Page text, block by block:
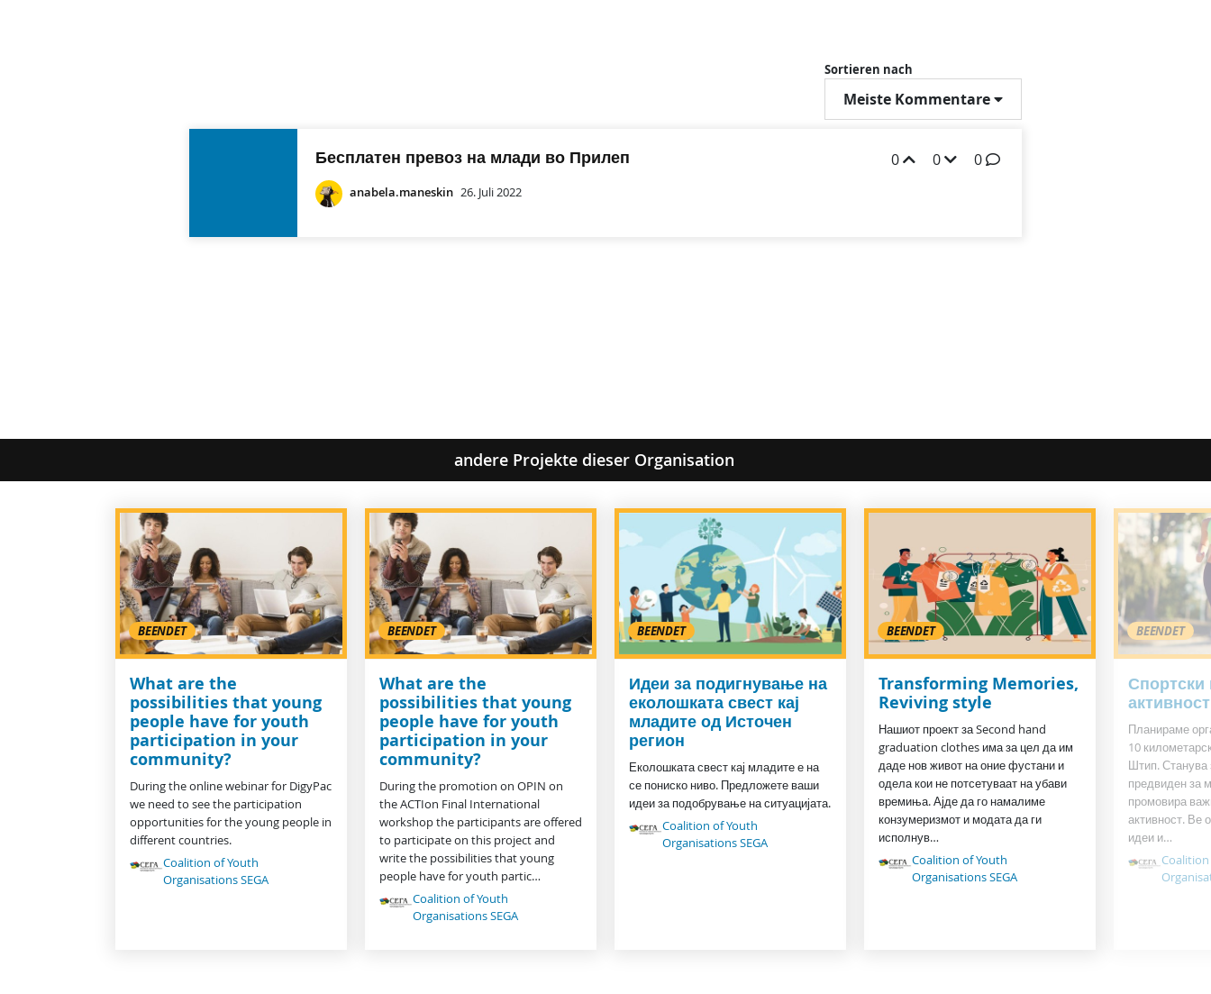
Sortieren nach
Meiste Kommentare
0 0 0
Бесплатен превоз на млади во Прилеп
anabela.maneskin 26. Juli 2022
andere Projekte dieser Organisation
BEENDET
What are the
possibilities that young
people have for youth
participation in your
community?
During the online webinar for DigyPac
we need to see the participation
opportunities for the young people in
different countries.
Coalition of Youth
Organisations SEGA
BEENDET
What are the
possibilities that young
people have for youth
participation in your
community?
During the promotion on OPIN on
the ACTIon Final International
workshop the participants are offered
to participate on this project and
write the possibilities that young
people have for youth partic…
Coalition of Youth
Organisations SEGA
BEENDET
Идеи за подигнување на
еколошката свест кај
младите од Источен
регион
Еколошката свест кај младите е на
се пониско ниво. Предложете ваши
идеи за подобрување на ситуацијата.
Coalition of Youth
Organisations SEGA
BEENDET
Transforming Memories,
Reviving style
Нашиот проект за Second hand
graduation clothes има за цел да им
даде нов живот на оние фустани и
одела кои не потсетуваат на убави
времиња. Ајде да го намалиме
конзумеризмот и модата да ги
исполнув…
Coalition of Youth
Organisations SEGA
BEENDET
Спортски
Планираме
10
Штип. Станува
предвиден за
промовира
активност. Ве
идеи и…